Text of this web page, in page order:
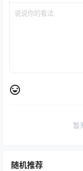
暂
随机推荐